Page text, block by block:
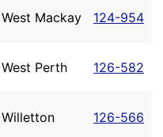
West Mackay 124-954
West Perth 126-582
Willetton 126-566